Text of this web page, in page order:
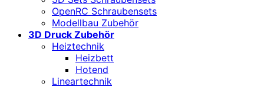
OpenRC Schraubensets
Modellbau Zubehör
3D Druck Zubehör
Heiztechnik
Heizbett
Hotend
Lineartechnik